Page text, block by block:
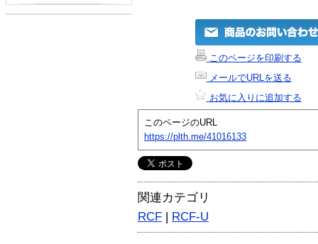
このページを印刷する
メールでURLを送る
お気に入りに追加する
このページのURL
https://plth.me/41016133
関連カテゴリ
RCF | RCF-U